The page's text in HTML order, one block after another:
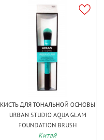
КИСТЬ ДЛЯ ТОНАЛЬНОЙ ОСНОВЫ
URBAN STUDIO AQUA GLAM
FOUNDATION BRUSH
Китай